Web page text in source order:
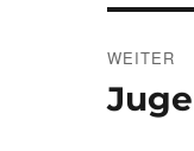
WEITER
Nächster
Beitrag: